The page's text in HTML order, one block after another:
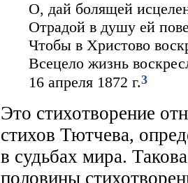
О, дай болящей
Отрадой в душу ей
Чтобы в Христово
Всецело жизнь
16 апреля 1872 г.3
Это стихотворение
стихов Тютчева,
в судьбах мира.
половины